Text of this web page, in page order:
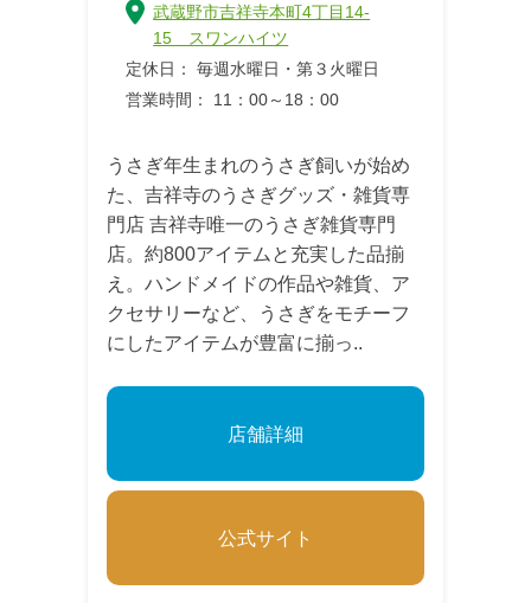
武蔵野市吉祥寺本町4丁目14-
15 スワンハイツ
定休日： 毎週水曜日・第３火曜日
営業時間： 11：00～18：00
うさぎ年生まれのうさぎ飼いが始め
た、吉祥寺のうさぎグッズ・雑貨専
門店 吉祥寺唯一のうさぎ雑貨専門
店。約800アイテムと充実した品揃
え。ハンドメイドの作品や雑貨、ア
クセサリーなど、うさぎをモチーフ
にしたアイテムが豊富に揃っ..
店舗詳細
公式サイト